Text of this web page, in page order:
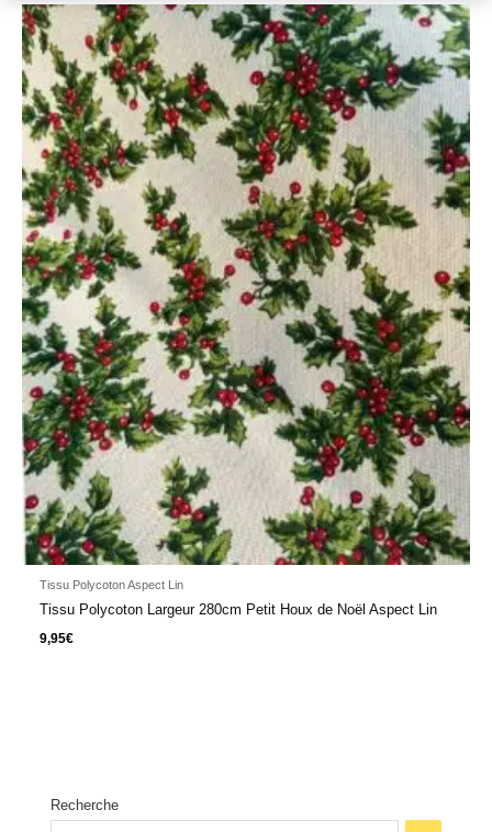
Tissu Polycoton Aspect Lin
Tissu Polycoton Largeur 280cm Petit Houx de Noël Aspect Lin
9,95€
Recherche